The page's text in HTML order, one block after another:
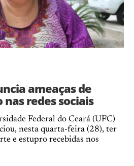
ameaças de
redes sociais
Federal do Ceará (UFC)
nesta quarta-feira (28), ter
e estupro recebidas nos